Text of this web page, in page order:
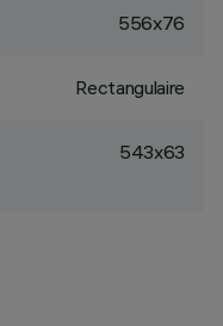
556x76
Rectangulaire
543x63